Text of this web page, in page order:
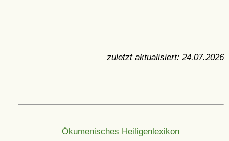
zuletzt aktualisiert: 24.07.2026
Ökumenisches Heiligenlexikon